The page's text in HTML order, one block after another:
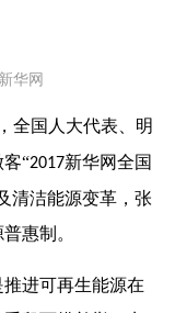
华网
全国人大代表、明
“2017新华网全国
清洁能源变革， 张
惠制。
进可再生能源在